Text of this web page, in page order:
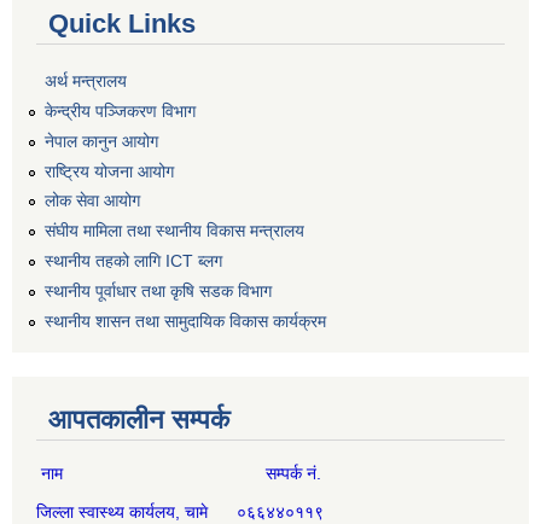
Quick Links
अर्थ मन्त्रालय
केन्द्रीय पञ्जिकरण विभाग
नेपाल कानुन आयोग
राष्ट्रिय योजना आयोग
लोक सेवा आयोग
संघीय मामिला तथा स्थानीय विकास मन्त्रालय
स्थानीय तहको लागि ICT ब्लग
स्थानीय पूर्वाधार तथा कृषि सडक विभाग
स्थानीय शासन तथा सामुदायिक विकास कार्यक्रम
आपतकालीन सम्पर्क
नाम सम्पर्क नं.
जिल्ला स्वास्थ्य कार्यलय, चामे ०६६४४०११९